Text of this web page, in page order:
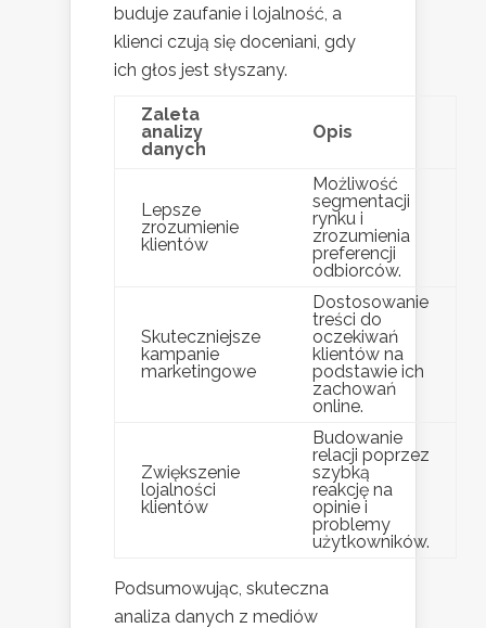
buduje zaufanie i lojalność, a
klienci czują się doceniani, gdy
ich głos jest słyszany.
Zaleta
analizy
danych
Opis
Lepsze
zrozumienie
klientów
Możliwość
segmentacji
rynku i
zrozumienia
preferencji
odbiorców.
Skuteczniejsze
kampanie
marketingowe
Dostosowanie
treści do
oczekiwań
klientów na
podstawie ich
zachowań
online.
Zwiększenie
lojalności
klientów
Budowanie
relacji poprzez
szybką
reakcję na
opinie i
problemy
użytkowników.
Podsumowując, skuteczna
analiza danych z mediów